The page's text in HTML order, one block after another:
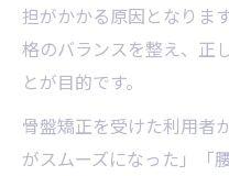
担がかかる原因となりま
格のバランスを整え、正
とが目的です。
骨盤矯正を受けた利用者
がスムーズになった」「